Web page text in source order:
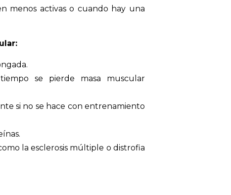
menos activas o cuando hay una
se pierde masa muscular
si no se hace con entrenamiento
la esclerosis múltiple o distrofia